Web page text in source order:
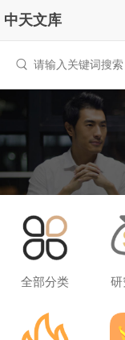
中天文库
全部分类 研